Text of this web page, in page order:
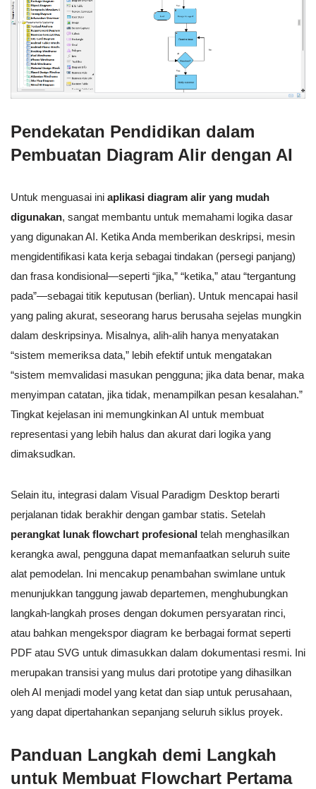
Pendekatan Pendidikan dalam
Pembuatan Diagram Alir dengan AI
Untuk menguasai ini aplikasi diagram alir yang mudah
digunakan, sangat membantu untuk memahami logika dasar
yang digunakan AI. Ketika Anda memberikan deskripsi, mesin
mengidentifikasi kata kerja sebagai tindakan (persegi panjang)
dan frasa kondisional—seperti “jika,” “ketika,” atau “tergantung
pada”—sebagai titik keputusan (berlian). Untuk mencapai hasil
yang paling akurat, seseorang harus berusaha sejelas mungkin
dalam deskripsinya. Misalnya, alih-alih hanya menyatakan
“sistem memeriksa data,” lebih efektif untuk mengatakan
“sistem memvalidasi masukan pengguna; jika data benar, maka
menyimpan catatan, jika tidak, menampilkan pesan kesalahan.”
Tingkat kejelasan ini memungkinkan AI untuk membuat
representasi yang lebih halus dan akurat dari logika yang
dimaksudkan.
Selain itu, integrasi dalam Visual Paradigm Desktop berarti
perjalanan tidak berakhir dengan gambar statis. Setelah
perangkat lunak flowchart profesional telah menghasilkan
kerangka awal, pengguna dapat memanfaatkan seluruh suite
alat pemodelan. Ini mencakup penambahan swimlane untuk
menunjukkan tanggung jawab departemen, menghubungkan
langkah-langkah proses dengan dokumen persyaratan rinci,
atau bahkan mengekspor diagram ke berbagai format seperti
PDF atau SVG untuk dimasukkan dalam dokumentasi resmi. Ini
merupakan transisi yang mulus dari prototipe yang dihasilkan
oleh AI menjadi model yang ketat dan siap untuk perusahaan,
yang dapat dipertahankan sepanjang seluruh siklus proyek.
Panduan Langkah demi Langkah
untuk Membuat Flowchart Pertama